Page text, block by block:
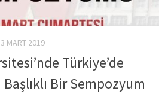
MART 2019
Türkiye’de
Bir Sempozyum